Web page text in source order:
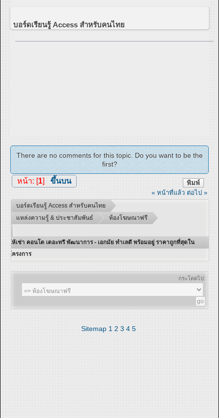
บอร์ดเรียนรู้ Access สำหรับคนไทย
There are no comments for this topic. Do you want to be the
first?
พิมพ์
หน้า: [ 1] ขึ้นบน
« หน้าที่แล้ว ต่อไป »
บอร์ดเรียนรู้ Access สำหรับคนไทย
แหล่งความรู้ & ประชาสัมพันธ์
ห้องโฆษณาฟรี
ให้เช่า คอนโด เดอะทรี พัฒนาการ - เอกมัย ทำเลดี พร้อมอยู่ ราคาถูกที่สุดใน
โครงการ
กระโดดไป:
Sitemap 1 2 3 4 5